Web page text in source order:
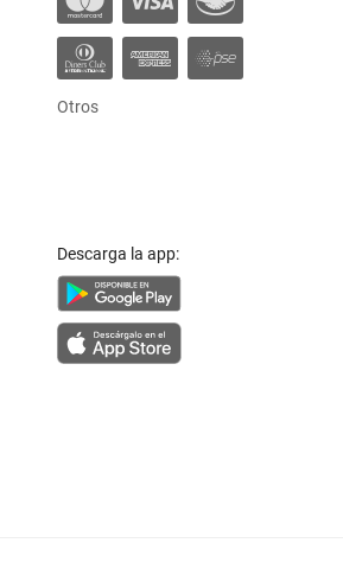
Otros
Descarga la app: